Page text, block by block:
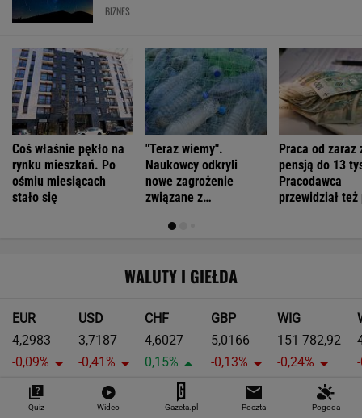
BIZNES
Coś właśnie pękło na
rynku mieszkań. Po
ośmiu miesiącach
stało się
"Teraz wiemy".
Naukowcy odkryli
nowe zagrożenie
związane z
Praca od zaraz
pensją do 13
Pracodawca
przewidział
WALUTY I GIEŁDA
EUR
4,2983
-0,09%
USD
3,7187
-0,41%
CHF
4,6027
0,15%
GBP
5,0166
-0,13%
WIG
151 782,92
-0,24%
SPRAWDŹ NOTOWANIA
Quiz Wideo Gazeta.pl Poczta Pogoda